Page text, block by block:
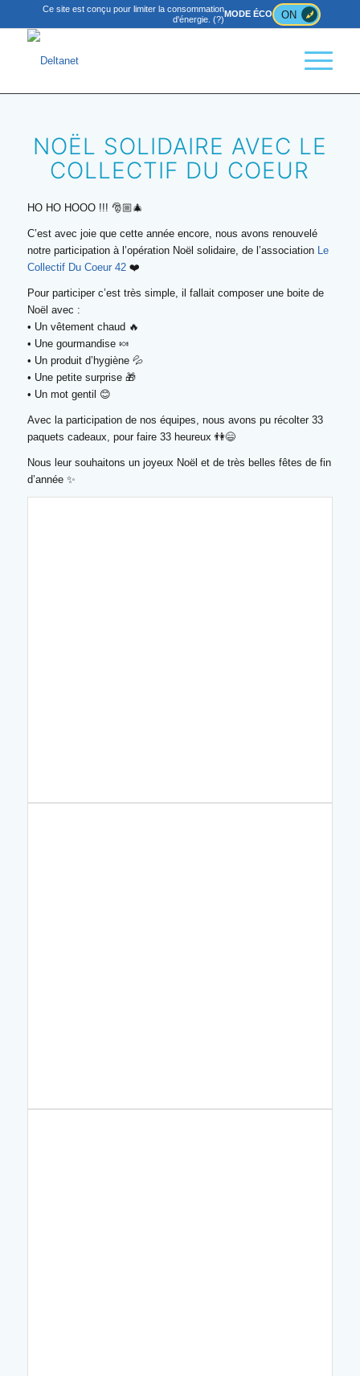
Ce site est conçu pour limiter la consommation
d'énergie.(?)
MODE ÉCO ON
NOËL SOLIDAIRE AVEC LE
COLLECTIF DU COEUR
HO HO HOOO !!! 🎅🏼🎄
C’est avec joie que cette année encore, nous avons renouvelé
notre participation à l’opération Noël solidaire, de l’association Le
Collectif Du Coeur 42❤️
Pour participer c’est très simple, il fallait composer une boite de
Noël avec :
• Un vêtement chaud 🔥
• Une gourmandise 🍬
• Un produit d’hygiène 💦
• Une petite surprise 🎁
• Un mot gentil 😊
Avec la participation de nos équipes, nous avons pu récolter 33
paquets cadeaux, pour faire 33 heureux 👫😄
Nous leur souhaitons un joyeux Noël et de très belles fêtes de fin
d’année ✨